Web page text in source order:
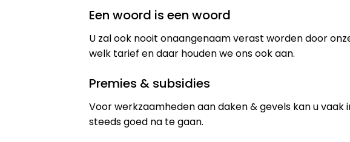
Een woord is een woord
U zal ook nooit onaangenaam verast worden door
welk tarief en daar houden we ons ook aan.
Premies & subsidies
Voor werkzaamheden aan daken & gevels kan u
steeds goed na te gaan.